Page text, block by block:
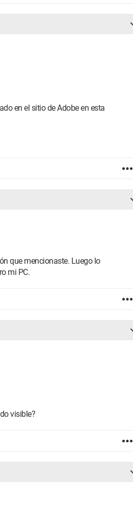
en el sitio de Adobe en esta
que mencionaste. Luego lo
mi PC.
visible?